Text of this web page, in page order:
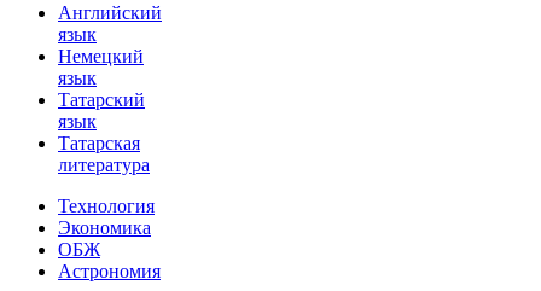
Английский
язык
Немецкий
язык
Татарский
язык
Татарская
литература
Технология
Экономика
ОБЖ
Астрономия